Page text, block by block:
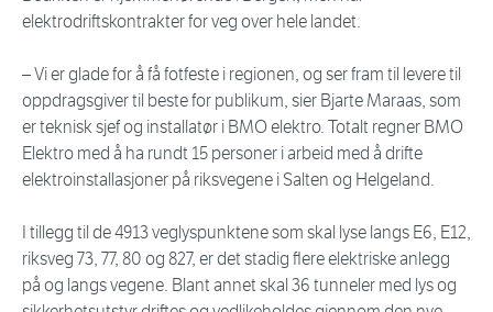
elektrodriftskontrakter for veg over hele landet.
– Vi er glade for å få fotfeste i regionen, og ser fram til levere til
oppdragsgiver til beste for publikum, sier Bjarte Maraas, som
er teknisk sjef og installatør i BMO elektro. Totalt regner BMO
Elektro med å ha rundt 15 personer i arbeid med å drifte
elektroinstallasjoner på riksvegene i Salten og Helgeland.
I tillegg til de 4913 veglyspunktene som skal lyse langs E6, E12,
riksveg 73, 77, 80 og 827, er det stadig flere elektriske anlegg
på og langs vegene. Blant annet skal 36 tunneler med lys og